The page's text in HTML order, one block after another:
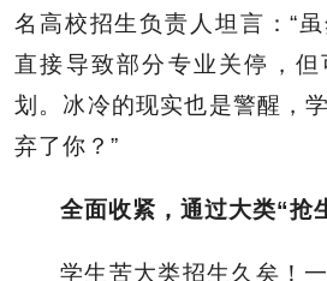
名高校招生负责人坦言：“
直接导致部分专业关停，
划。冰冷的现实也是警醒，
弃了你？”
全面收紧，通过大类“抢
学生苦大类招生久矣！